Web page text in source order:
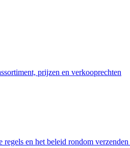
prijzen en verkooprechten
regels en het beleid rondom